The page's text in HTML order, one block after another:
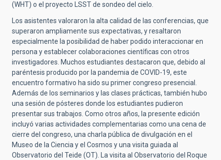
(WHT) o el proyecto LSST de sondeo del cielo.
Los asistentes valoraron la alta calidad de las conferencias, que
superaron ampliamente sus expectativas, y resaltaron
especialmente la posibilidad de haber podido interaccionar en
persona y establecer colaboraciones científicas con otros
investigadores. Muchos estudiantes destacaron que, debido al
paréntesis producido por la pandemia de COVID-19, este
encuentro formativo ha sido su primer congreso presencial.
Además de los seminarios y las clases prácticas, también hubo
una sesión de pósteres donde los estudiantes pudieron
presentar sus trabajos. Como otros años, la presente edición
incluyó varias actividades complementarias como una cena de
cierre del congreso, una charla pública de divulgación en el
Museo de la Ciencia y el Cosmos y una visita guiada al
Observatorio del Teide (OT). La visita al Observatorio del Roque